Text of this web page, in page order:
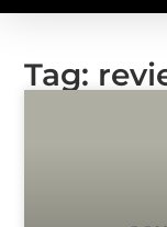
Tag: